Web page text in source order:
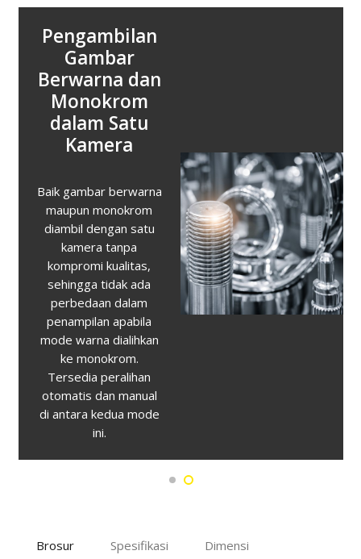
Sensor CMOS
Format FX
Full Frame
Nikon
Nikon telah
full-frame CMOS dari
kamera DSLR dan
mengoptimalkannya
untuk penggunaan
pada mikroskop.
Sensor 23,9 MP
memberikan kualitas
gambar yang
menakjubkan,
pengambilan gambar
instan dan
penyimpanan super
cepat.